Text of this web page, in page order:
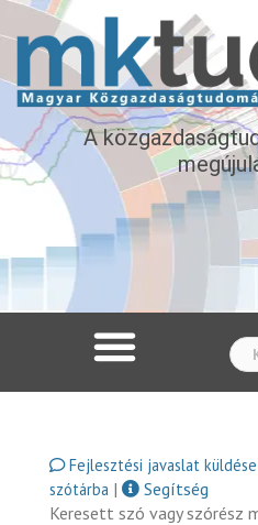
A
Fejlesztési javaslat küldése
szótárba |
Segítség
Keresett szó vagy szórész